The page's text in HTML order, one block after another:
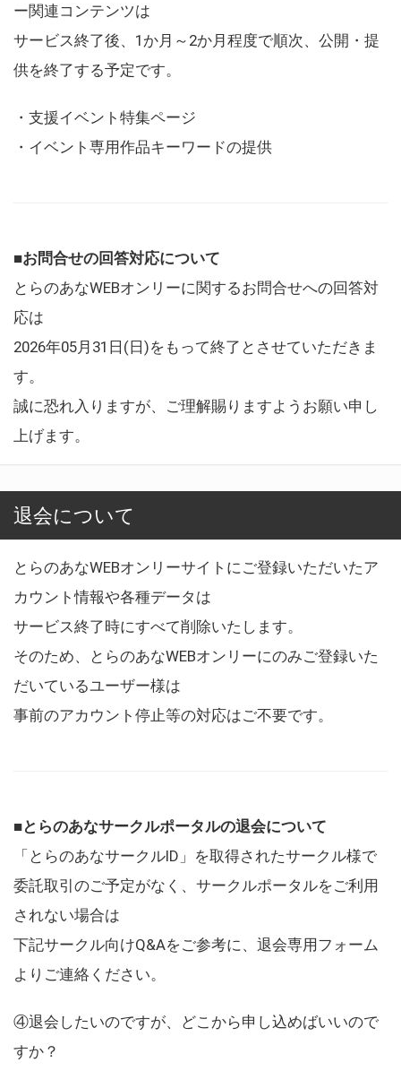
ー関連コンテンツは
サービス終了後、1か月～2か月程度で順次、公開・提
供を終了する予定です。
・支援イベント特集ページ
・イベント専用作品キーワードの提供
■お問合せの回答対応について
とらのあなWEBオンリーに関するお問合せへの回答対
応は
2026年05月31日(日)をもって終了とさせていただきま
す。
誠に恐れ入りますが、ご理解賜りますようお願い申し
上げます。
退会について
とらのあなWEBオンリーサイトにご登録いただいたア
カウント情報や各種データは
サービス終了時にすべて削除いたします。
そのため、とらのあなWEBオンリーにのみご登録いた
だいているユーザー様は
事前のアカウント停止等の対応はご不要です。
■とらのあなサークルポータルの退会について
「とらのあなサークルID」を取得されたサークル様で
委託取引のご予定がなく、サークルポータルをご利用
されない場合は
下記サークル向けQ&Aをご参考に、退会専用フォーム
よりご連絡ください。
④退会したいのですが、どこから申し込めばいいので
すか？